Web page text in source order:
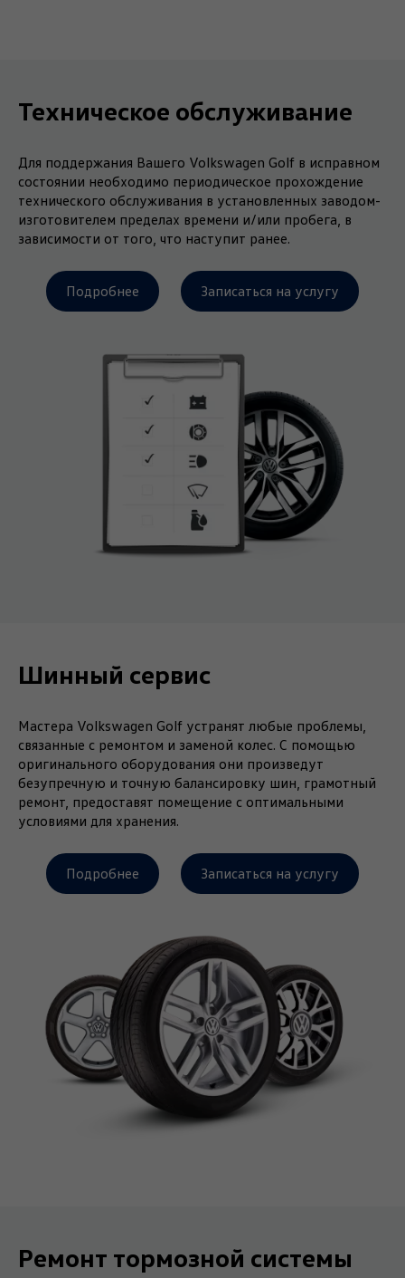
Техническое обслуживание
Для поддержания Вашего Volkswagen Golf в исправном
состоянии необходимо периодическое прохождение
технического обслуживания в установленных заводом-
изготовителем пределах времени и/или пробега, в
зависимости от того, что наступит ранее.
Подробнее Записаться на услугу
Шинный сервис
Мастера Volkswagen Golf устранят любые проблемы,
связанные с ремонтом и заменой колес. С помощью
оригинального оборудования они произведут
безупречную и точную балансировку шин, грамотный
ремонт, предоставят помещение с оптимальными
условиями для хранения.
Подробнее Записаться на услугу
Ремонт тормозной системы